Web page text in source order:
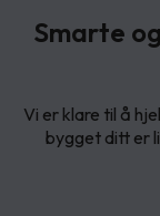
Smarte
Vi er klare til å
bygget ditt er